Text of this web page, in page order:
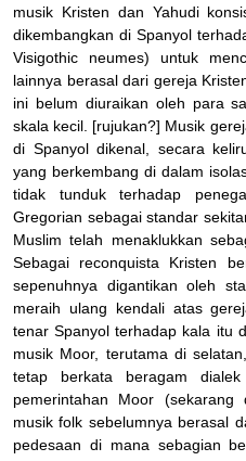
musik Kristen dan Yahudi
dikembangkan di Spanyol
Visigothic neumes) untuk
lainnya berasal dari gereja
ini belum diuraikan oleh para
skala kecil. [rujukan?] Musik
di Spanyol dikenal, secara
yang berkembang di dalam
tidak tunduk terhadap
Gregorian sebagai standar
Muslim telah menaklukkan
Sebagai reconquista Kristen
sepenuhnya digantikan oleh
meraih ulang kendali atas
tenar Spanyol terhadap kala itu
musik Moor, terutama di
tetap berkata beragam
pemerintahan Moor
musik folk sebelumnya berasal
pedesaan di mana sebagian